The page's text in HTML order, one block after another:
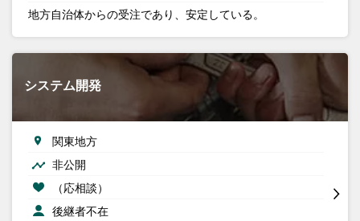
地方自治体からの受注であり、安定している。
システム開発
関東地方
非公開
（応相談）
後継者不在